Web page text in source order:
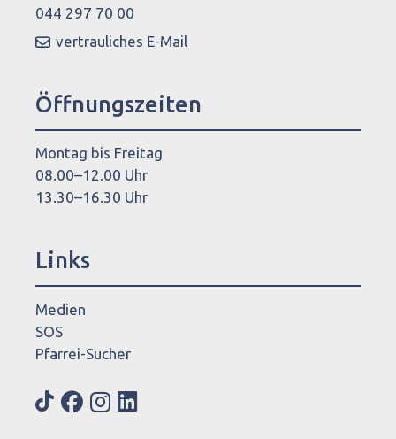
044 297 70 00
vertrauliches E-Mail
Öffnungszeiten
Montag bis Freitag
08.00–12.00 Uhr
13.30–16.30 Uhr
Links
Medien
SOS
Pfarrei-Sucher